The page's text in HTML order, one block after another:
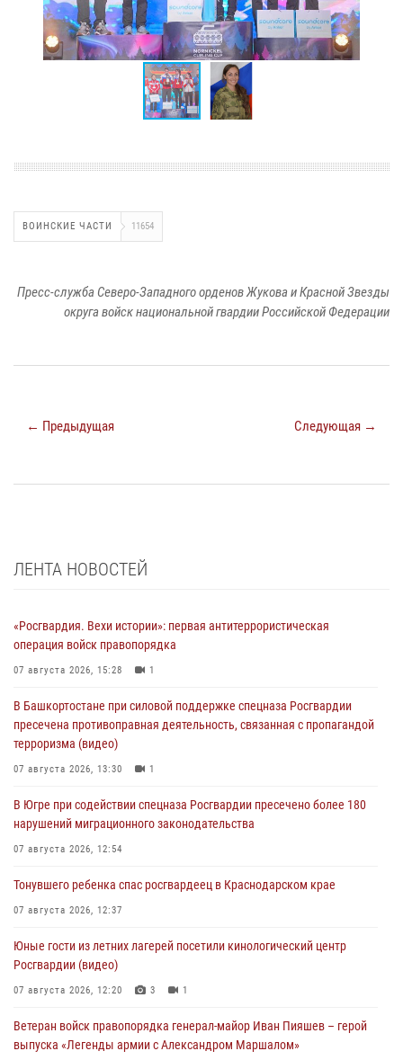
ВОИНСКИЕ ЧАСТИ 11654
Пресс-служба Северо-Западного орденов Жукова и Красной Звезды
округа войск национальной гвардии Российской Федерации
← Предыдущая Следующая →
ЛЕНТА НОВОСТЕЙ
«Росгвардия. Вехи истории»: первая антитеррористическая
операция войск правопорядка
07 августа 2026, 15:28 1
В Башкортостане при силовой поддержке спецназа Росгвардии
пресечена противоправная деятельность, связанная с пропагандой
терроризма (видео)
07 августа 2026, 13:30 1
В Югре при содействии спецназа Росгвардии пресечено более 180
нарушений миграционного законодательства
07 августа 2026, 12:54
Тонувшего ребенка спас росгвардеец в Краснодарском крае
07 августа 2026, 12:37
Юные гости из летних лагерей посетили кинологический центр
Росгвардии (видео)
07 августа 2026, 12:20 3 1
Ветеран войск правопорядка генерал-майор Иван Пияшев – герой
выпуска «Легенды армии с Александром Маршалом»